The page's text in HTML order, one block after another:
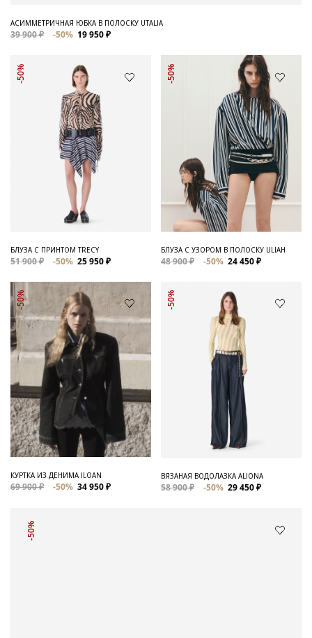
АСИММЕТРИЧНАЯ ЮБКА В ПОЛОСКУ UTALIA
39 900 ₽ -50% 19 950 ₽
-50%
БЛУЗА С ПРИНТОМ TRECY
51 900 ₽ -50% 25 950 ₽
-50%
БЛУЗА С УЗОРОМ В ПОЛОСКУ ULIAH
48 900 ₽ -50% 24 450 ₽
-50%
КУРТКА ИЗ ДЕНИМА ILOAN
69 900 ₽ -50% 34 950 ₽
-50%
ВЯЗАНАЯ ВОДОЛАЗКА ALIONA
58 900 ₽ -50% 29 450 ₽
-50%